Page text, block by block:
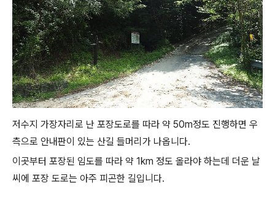
저수지 가장자리로 난 포장도로를 따라 약 50m정도 진행하면 우
측으로 안내판이 있는 산길 들머리가 나옵니다.
이곳부터 포장된 임도를 따라 약 1km 정도 올라야 하는데 더운 날
씨에 포장 도로는 아주 피곤한 길입니다.